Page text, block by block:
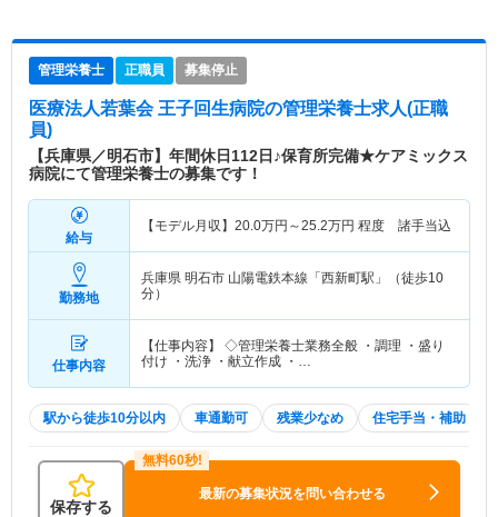
管理栄養士 正職員 募集停止
医療法人若葉会 王子回生病院の管理栄養士求人(正職
員)
【兵庫県／明石市】年間休日112日♪保育所完備★ケアミックス
病院にて管理栄養士の募集です！
給与
【モデル月収】 20.0万円～25.2万円 程度 諸手当込
勤務地
兵庫県 明石市 山陽電鉄本線「西新町駅」（徒歩10
分）
仕事内容
【仕事内容】 ◇管理栄養士業務全般 ・調理 ・盛り
付け ・洗浄 ・献立作成 ・…
駅から徒歩10分以内 車通勤可 残業少なめ 住宅手当・補助
保存する
最新の募集状況を問い合わせる